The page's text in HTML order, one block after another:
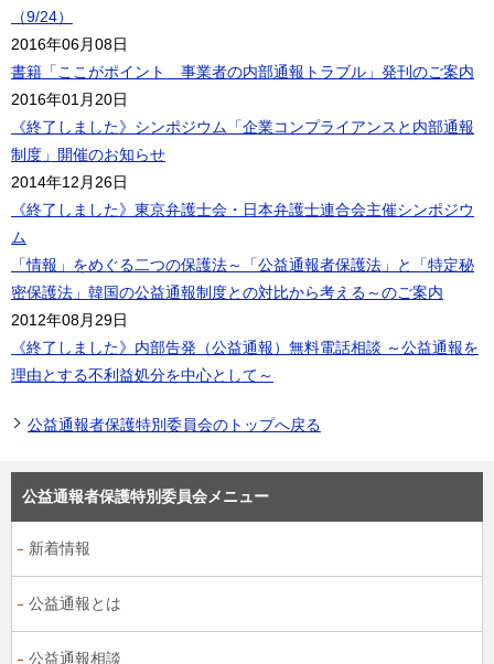
（9/24）
2016年06月08日
書籍「ここがポイント 事業者の内部通報トラブル」発刊のご案内
2016年01月20日
《終了しました》シンポジウム「企業コンプライアンスと内部通報
制度」開催のお知らせ
2014年12月26日
《終了しました》東京弁護士会・日本弁護士連合会主催シンポジウ
ム
「情報」をめぐる二つの保護法～「公益通報者保護法」と「特定秘
密保護法」韓国の公益通報制度との対比から考える～のご案内
2012年08月29日
《終了しました》内部告発（公益通報）無料電話相談 ～公益通報を
理由とする不利益処分を中心として～
公益通報者保護特別委員会のトップへ戻る
公益通報者保護特別委員会メニュー
新着情報
公益通報とは
公益通報相談